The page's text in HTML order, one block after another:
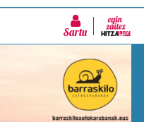
Sartu